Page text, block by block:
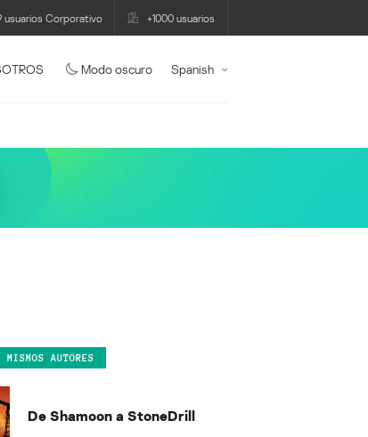
usuarios Corporativo +1000 usuarios
Modo oscuro Spanish
MISMOS AUTORES
De Shamoon a StoneDrill